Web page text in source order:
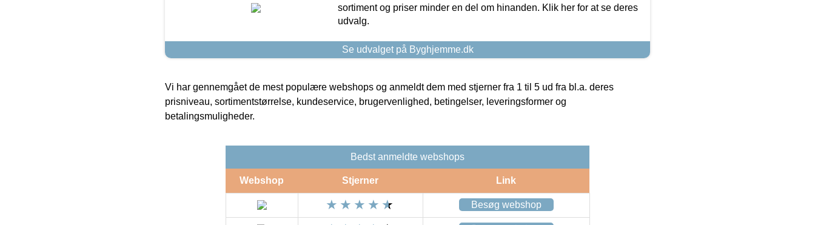
sortiment og priser minder en del om hinanden. Klik her for at se deres
udvalg.
Se udvalget på Byghjemme.dk
Vi har gennemgået de mest populære webshops og anmeldt dem med stjerner fra 1 til 5 ud fra bl.a. deres
prisniveau, sortimentstørrelse, kundeservice, brugervenlighed, betingelser, leveringsformer og
betalingsmuligheder.
Bedst anmeldte webshops
Webshop Stjerner Link
Besøg webshop